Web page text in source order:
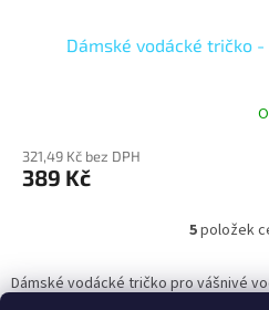
Dámské vodácké tričko
321,49 Kč bez DPH
389 Kč
O
l
5položek
Dámské vodácké tričko pro vášnivé